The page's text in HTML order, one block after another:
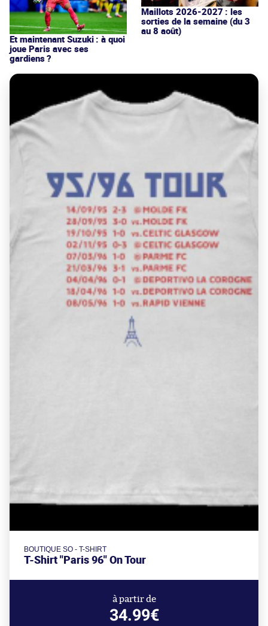
Et maintenant Suzuki : à quoi
joue Paris avec ses
gardiens ?
Maillots 2026-2027 : les
sorties de la semaine (du 3
au 8 août)
BOUTIQUE SO - T-SHIRT
T-Shirt "Paris 96" On Tour
à partir de
34.99€